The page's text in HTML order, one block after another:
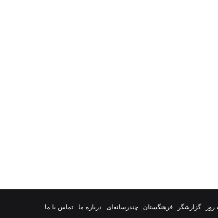
گزارشگر فرهنگستان چندرسانه‌ای درباره ما تماس با ما